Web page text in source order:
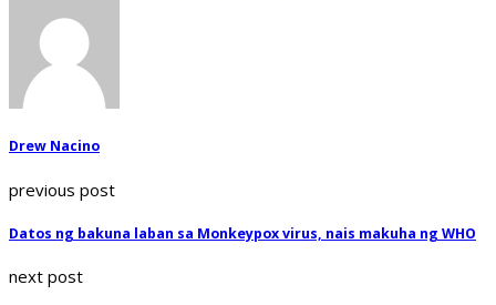
Drew Nacino
previous post
Datos ng bakuna laban sa Monkeypox virus, nais makuha ng WHO
next post